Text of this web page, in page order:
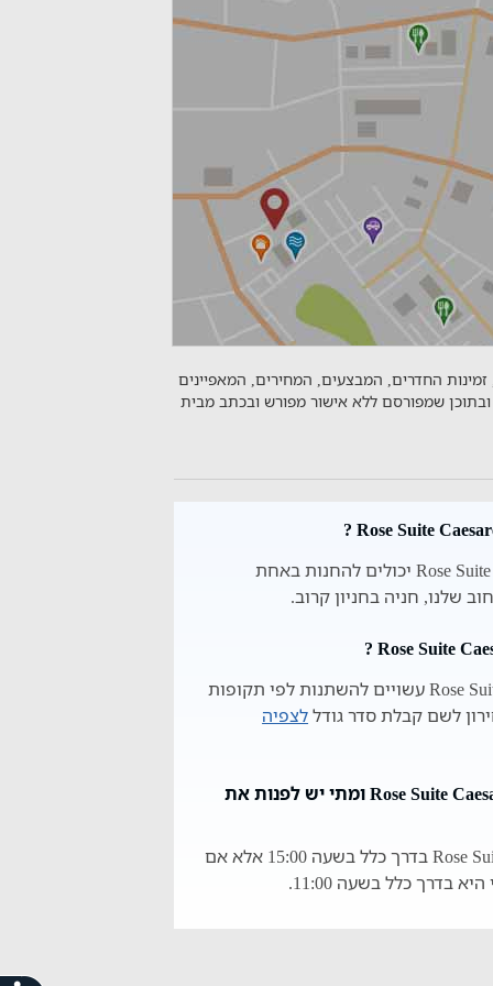
החדרים, המבצעים, המחירים, המאפיינים
שמפורסם ללא אישור מפורש ובכתב מבית
האורחים שלנו ב- רוז סוויט קיסריה Rose Suite Caesarea יכולים להחנות באחת
שלנו, חניה בחניון קרוב.
מחירי הלינה ב- רוז סוויט קיסריה Rose Suite Caesarea עשויים להשתנות לפי תקופות
לשם קבלת סדר גודללצפיה
מתי אפשר להגיע ל- רוז סוויט קיסריה Rose Suite Caesarea ומתי יש לפנות את
אפשר להגיע ל- רוז סוויט קיסריה Rose Suite Caesarea בדרך כלל בשעה 15:00 אלא אם
כלל בשעה 11:00.